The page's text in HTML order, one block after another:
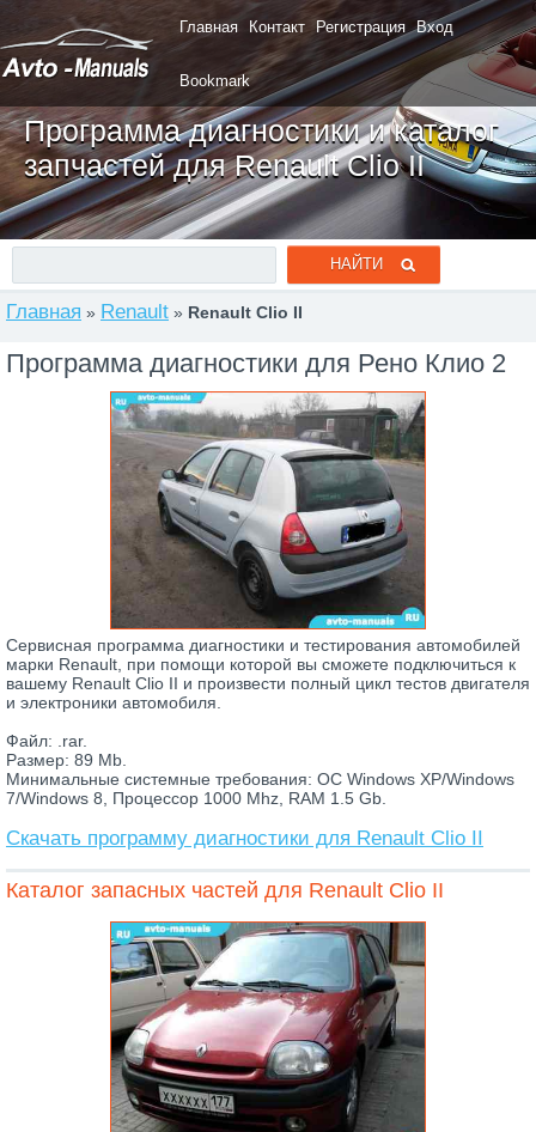
Главная Контакт Регистрация Вход
Bookmark
Программа диагностики и каталог
запчастей для Renault Clio II
Главная » Renault » Renault Clio II
Программа диагностики для Рено Клио 2
Сервисная программа диагностики и тестирования автомобилей
марки Renault, при помощи которой вы сможете подключиться к
вашему Renault Clio II и произвести полный цикл тестов двигателя
и электроники автомобиля.
Файл: .rar.
Размер: 89 Mb.
Минимальные системные требования: ОС Windows XP/Windows
7/Windows 8, Процессор 1000 Mhz, RAM 1.5 Gb.
Скачать программу диагностики для Renault Clio II
Каталог запасных частей для Renault Clio II